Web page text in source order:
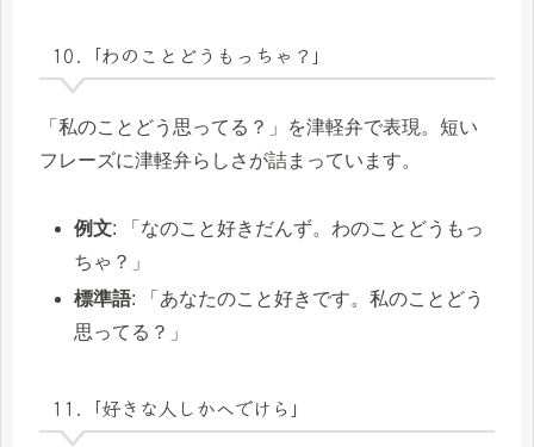
10.「わのことどうもっちゃ？」
「私のことどう思ってる？」を津軽弁で表現。短い
フレーズに津軽弁らしさが詰まっています。
例文: 「なのこと好きだんず。わのことどうもっ
ちゃ？」
標準語: 「あなたのこと好きです。私のことどう
思ってる？」
11.「好きな人しかへでけら」